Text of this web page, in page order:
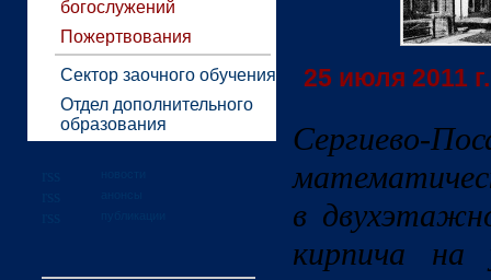
богослужений
Пожертвования
Сектор заочного обучения
Отдел дополнительного
образования
25 июля 2011 г.
Сергиево-
в
кирпича на